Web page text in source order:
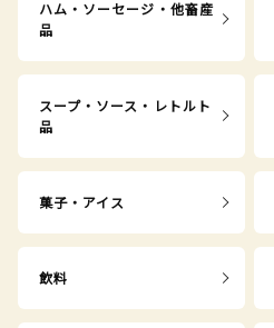
ハム・ソーセージ・他畜産
品
スープ・ソース・レトルト
品
菓子・アイス
飲料